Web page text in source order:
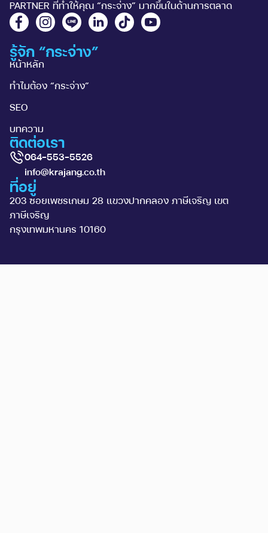
PARTNER ที่ทำให้คุณ “กระจ่าง” มากขึ้นในด้านการตลาด
รู้จัก “กระจ่าง”
หน้าหลัก
ทำไมต้อง “กระจ่าง”
SEO
บทความ
ติดต่อเรา
064-553-5526
info@krajang.co.th
ที่อยู่
203 ซอยเพชรเกษม 28 แขวงปากคลอง ภาษีเจริญ เขต
ภาษีเจริญ
กรุงเทพมหานคร 10160